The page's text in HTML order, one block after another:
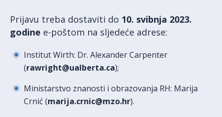
Prijavu treba dostaviti do 10. svibnja 2023.
godine e-poštom na sljedeće adrese:
Institut Wirth: Dr. Alexander Carpenter
(rawright@ualberta.ca);
Ministarstvo znanosti i obrazovanja RH: Marija
Crnić (marija.crnic@mzo.hr).